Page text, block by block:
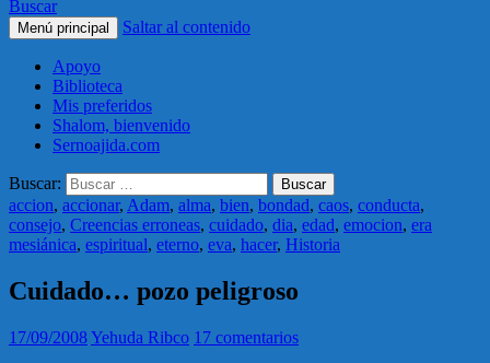
Buscar
Menú principal Saltar al contenido
Apoyo
Biblioteca
Mis preferidos
Shalom, bienvenido
Sernoajida.com
Buscar:
accion, accionar, Adam, alma, bien, bondad, caos, conducta,
consejo, Creencias erroneas, cuidado, dia, edad, emocion, era
mesiánica, espiritual, eterno, eva, hacer, Historia
Cuidado… pozo peligroso
17/09/2008Yehuda Ribco 17 comentarios